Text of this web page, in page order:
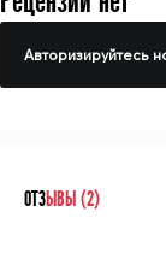
Авторизируйтесь
ОТЗЫВЫ (2)